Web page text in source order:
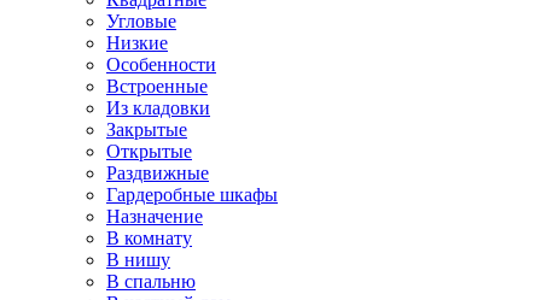
Угловые
Низкие
Особенности
Встроенные
Из кладовки
Закрытые
Открытые
Раздвижные
Гардеробные шкафы
Назначение
В комнату
В нишу
В спальню